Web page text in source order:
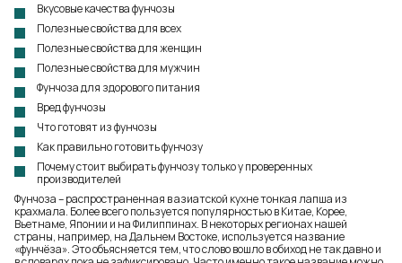
Вкусовые качества фунчозы
Полезные свойства для всех
Полезные свойства для женщин
Полезные свойства для мужчин
Фунчоза для здорового питания
Вред фунчозы
Что готовят из фунчозы
Как правильно готовить фунчозу
Почему стоит выбирать фунчозу только у проверенных
производителей
Фунчоза – распространенная в азиатской кухне тонкая лапша из
крахмала. Более всего пользуется популярностью в Китае, Корее,
Вьетнаме, Японии и на Филиппинах. В некоторых регионах нашей
страны, например, на Дальнем Востоке, используется название
«фунчёза». Это объясняется тем, что слово вошло в обиход не так давно и